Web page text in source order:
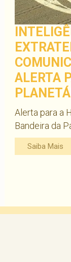
ALERTA
Alerta para a
Bandeira da
Saiba Mais